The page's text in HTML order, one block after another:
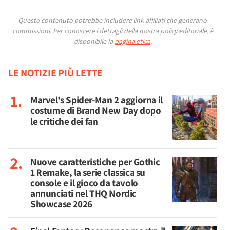
Questo contenuto potrebbe includere link affiliati che generano
commissioni. Per conoscere i dettagli della nostra policy editoriale, è
disponibile la pagina etica.
LE NOTIZIE PIÙ LETTE
Marvel's Spider-Man 2 aggiorna il
costume di Brand New Day dopo
le critiche dei fan
Nuove caratteristiche per Gothic
1 Remake, la serie classica su
console e il gioco da tavolo
annunciati nel THQ Nordic
Showcase 2026